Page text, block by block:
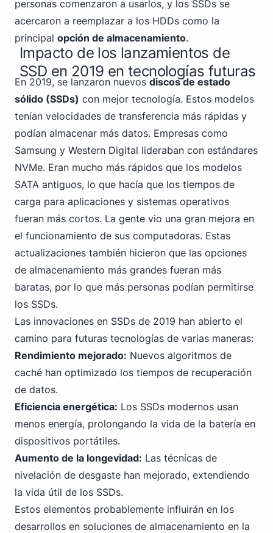
personas comenzaron a usarlos, y los SSDs se
acercaron a reemplazar a los HDDs como la
principal opción de almacenamiento.
Impacto de los lanzamientos de
SSD en 2019 en tecnologías futuras
En 2019, se lanzaron nuevos discos de estado
sólido (SSDs) con mejor tecnología. Estos modelos
tenían velocidades de transferencia más rápidas y
podían almacenar más datos. Empresas como
Samsung y Western Digital lideraban con estándares
NVMe. Eran mucho más rápidos que los modelos
SATA antiguos, lo que hacía que los tiempos de
carga para aplicaciones y sistemas operativos
fueran más cortos. La gente vio una gran mejora en
el funcionamiento de sus computadoras. Estas
actualizaciones también hicieron que las opciones
de almacenamiento más grandes fueran más
baratas, por lo que más personas podían permitirse
los SSDs.
Las innovaciones en SSDs de 2019 han abierto el
camino para futuras tecnologías de varias maneras:
Rendimiento mejorado: Nuevos algoritmos de
caché han optimizado los tiempos de recuperación
de datos.
Eficiencia energética: Los SSDs modernos usan
menos energía, prolongando la vida de la batería en
dispositivos portátiles.
Aumento de la longevidad: Las técnicas de
nivelación de desgaste han mejorado, extendiendo
la vida útil de los SSDs.
Estos elementos probablemente influirán en los
desarrollos en soluciones de almacenamiento en la